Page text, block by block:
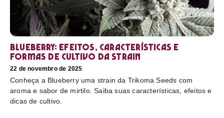
Blueberry: efeitos, características e
formas de cultivo da strain
22 de novembro de 2025
Conheça a Blueberry uma strain da Trikoma Seeds com
aroma e sabor de mirtilo. Saiba suas características, efeitos e
dicas de cultivo.